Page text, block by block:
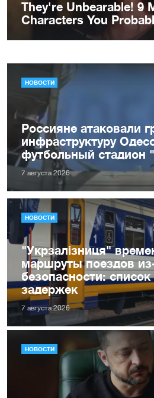
НОВОСТИ
Россияне атаковали
инфраструктуру
футбольный стадион
7 августа 2026
НОВОСТИ
"Укрзалізниця"
маршруты поездов
безопасности:
задержек
7 августа 2026
НОВОСТИ